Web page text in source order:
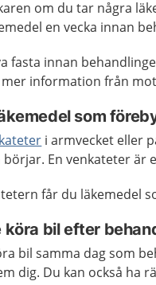
om du tar några
en vecka innan
fasta innan
information från
som
i armvecket eller
En venkateter är
får du läkemedel
köra bil efter
bil samma dag som
dig. Du kan också ha